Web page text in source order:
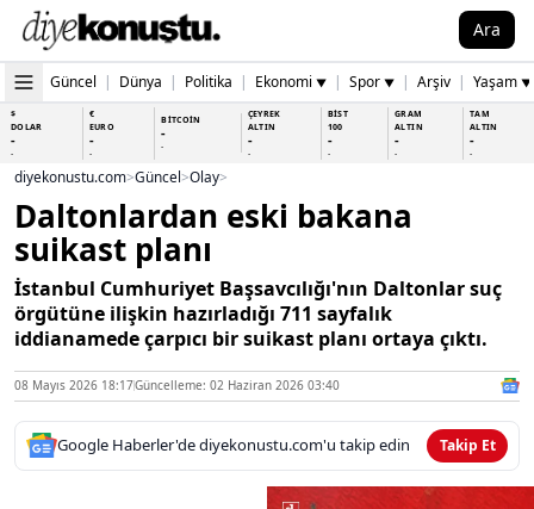
Ara
Güncel | Dünya | Politika | Ekonomi ▼ | Spor ▼ | Arşiv | Yaşam ▼
$
DOLAR
-
-
€
EURO
-
-
BİTCOİN
-
-
ÇEYREK
ALTIN
-
-
BİST
100
-
-
GRAM
ALTIN
-
-
TAM
ALTIN
-
-
diyekonustu.com>Güncel>Olay>
Daltonlardan eski bakana
suikast planı
İstanbul Cumhuriyet Başsavcılığı'nın Daltonlar suç
örgütüne ilişkin hazırladığı 711 sayfalık
iddianamede çarpıcı bir suikast planı ortaya çıktı.
08 Mayıs 2026 18:17Güncelleme: 02 Haziran 2026 03:40
Google Haberler'de diyekonustu.com'u takip edin Takip Et